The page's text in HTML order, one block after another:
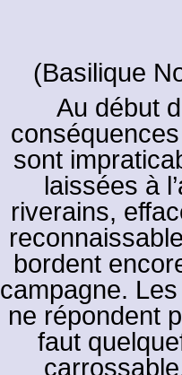
(Basilique
Au début
sont
laissées à
riverains,
bordent
campagne.
ne répondent
faut